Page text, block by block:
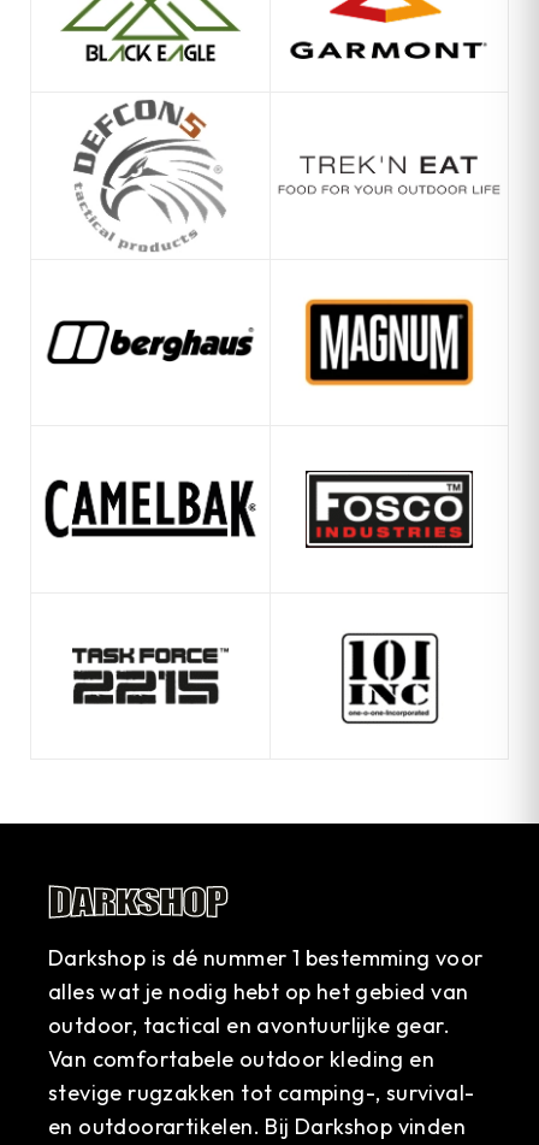
Darkshop is dé nummer 1 bestemming voor
alles wat je nodig hebt op het gebied van
outdoor, tactical en avontuurlijke gear.
Van comfortabele outdoor kleding en
stevige rugzakken tot camping-, survival-
en outdoorartikelen. Bij Darkshop vinden